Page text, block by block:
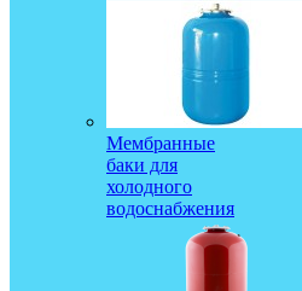
Мембранные
баки для
холодного
водоснабжения